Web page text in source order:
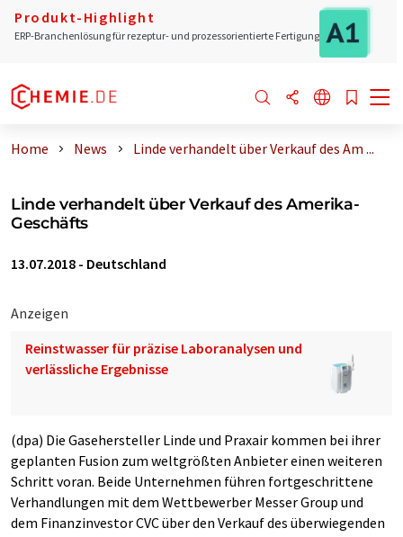
Produkt-Highlight
ERP-Branchenlösung für rezeptur- und prozessorientierte Fertigung
Home News Linde verhandelt über Verkauf des Am ...
Linde verhandelt über Verkauf des Amerika-
Geschäfts
13.07.2018 - Deutschland
Anzeigen
Reinstwasser für präzise Laboranalysen und
verlässliche Ergebnisse
(dpa) Die Gasehersteller Linde und Praxair kommen bei ihrer
geplanten Fusion zum weltgrößten Anbieter einen weiteren
Schritt voran. Beide Unternehmen führen fortgeschrittene
Verhandlungen mit dem Wettbewerber Messer Group und
dem Finanzinvestor CVC über den Verkauf des überwiegenden